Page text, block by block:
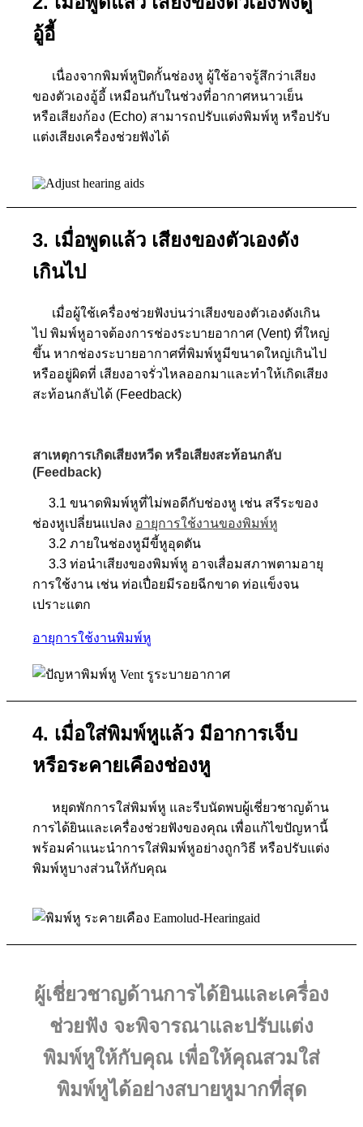
อู้อี้
เนื่องจากพิมพ์หูปิดกั้นช่องหู ผู้ใช้อาจรู้สึกว่าเสียง
ของตัวเองอู้อี้ เหมือนกับในช่วงที่อากาศหนาวเย็น
หรือเสียงก้อง (Echo) สามารถปรับแต่งพิมพ์หู หรือปรับ
แต่งเสียงเครื่องช่วยฟังได้
3. เมื่อพูดแล้ว เสียงของตัวเองดัง
เกินไป
เมื่อผู้ใช้เครื่องช่วยฟังบ่นว่าเสียงของตัวเองดังเกิน
ไป พิมพ์หูอาจต้องการช่องระบายอากาศ (Vent) ที่ใหญ่
ขึ้น หากช่องระบายอากาศที่พิมพ์หูมีขนาดใหญ่เกินไป
หรืออยู่ผิดที่ เสียงอาจรั่วไหลออกมาและทำให้เกิดเสียง
สะท้อนกลับได้ (Feedback)
สาเหตุการเกิดเสียงหวีด หรือเสียงสะท้อนกลับ
(Feedback)
3.1 ขนาดพิมพ์หูที่ไม่พอดีกับช่องหู เช่น สรีระของ
ช่องหูเปลี่ยนแปลง อายุการใช้งานของพิมพ์หู
3.2 ภายในช่องหูมีขี้หูอุดตัน
3.3 ท่อนำเสียงของพิมพ์หู อาจเสื่อมสภาพตามอายุ
การใช้งาน เช่น ท่อเปื่อยมีรอยฉีกขาด ท่อแข็งจน
เปราะแตก
อายุการใช้งานพิมพ์หู
4. เมื่อใส่พิมพ์หูแล้ว มีอาการเจ็บ
หรือระคายเคืองช่องหู
หยุดพักการใส่พิมพ์หู และรีบนัดพบผู้เชี่ยวชาญด้าน
การได้ยินและเครื่องช่วยฟังของคุณ เพื่อแก้ไขปัญหานี้
พร้อมคำแนะนำการใส่พิมพ์หูอย่างถูกวิธี หรือปรับแต่ง
พิมพ์หูบางส่วนให้กับคุณ
ผู้เชี่ยวชาญด้านการได้ยินและเครื่อง
ช่วยฟัง จะพิจารณาและปรับแต่ง
พิมพ์หูให้กับคุณ เพื่อให้คุณสวมใส่
พิมพ์หูได้อย่างสบายหูมากที่สุด